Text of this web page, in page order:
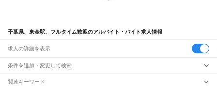
千葉県、東金駅、フルタイム歓迎のアルバイト・バイト求人情報
求人の詳細を表示
条件を追加・変更して検索
市区町村を追加・変更
関連キーワード